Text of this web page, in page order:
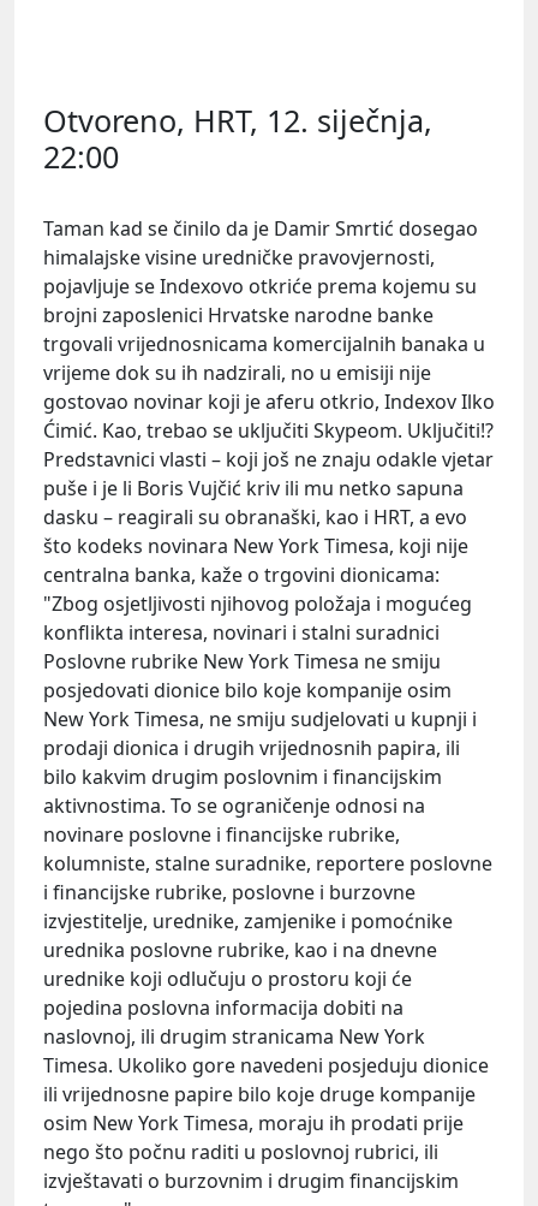
Otvoreno, HRT, 12. siječnja,
22:00
Taman kad se činilo da je Damir Smrtić dosegao
himalajske visine uredničke pravovjernosti,
pojavljuje se Indexovo otkriće prema kojemu su
brojni zaposlenici Hrvatske narodne banke
trgovali vrijednosnicama komercijalnih banaka u
vrijeme dok su ih nadzirali, no u emisiji nije
gostovao novinar koji je aferu otkrio, IndexovIlko
Ćimić. Kao, trebao se uključiti Skypeom. Uključiti!?
Predstavnici vlasti – koji još ne znaju odakle vjetar
puše i je li Boris Vujčić kriv ili mu netko sapuna
dasku – reagirali su obranaški, kao i HRT, a evo
što kodeks novinara New York Timesa, koji nije
centralna banka, kaže o trgovini dionicama:
"Zbog osjetljivosti njihovog položaja i mogućeg
konflikta interesa, novinari i stalni suradnici
Poslovne rubrike New York Timesa ne smiju
posjedovati dionice bilo koje kompanije osim
New York Timesa, ne smiju sudjelovati u kupnji i
prodaji dionica i drugih vrijednosnih papira, ili
bilo kakvim drugim poslovnim i financijskim
aktivnostima. To se ograničenje odnosi na
novinare poslovne i financijske rubrike,
kolumniste, stalne suradnike, reportere poslovne
i financijske rubrike, poslovne i burzovne
izvjestitelje, urednike, zamjenike i pomoćnike
urednika poslovne rubrike, kao i na dnevne
urednike koji odlučuju o prostoru koji će
pojedina poslovna informacija dobiti na
naslovnoj, ili drugim stranicama New York
Timesa. Ukoliko gore navedeni posjeduju dionice
ili vrijednosne papire bilo koje druge kompanije
osim New York Timesa, moraju ih prodati prije
nego što počnu raditi u poslovnoj rubrici, ili
izvještavati o burzovnim i drugim financijskim